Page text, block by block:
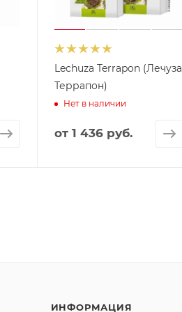
Lechuza Terrapon (Лечуза
Террапон)
Нет в наличии
от 1 436 руб.
ИНФОРМАЦИЯ